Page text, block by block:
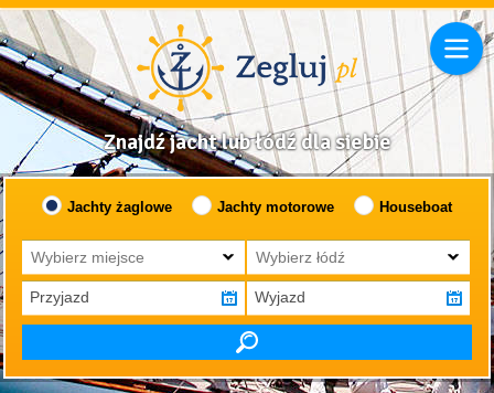
Znajdź jacht lub łódź dla siebie
Jachty żaglowe Jachty motorowe Houseboat
Wybierz miejsce Wybierz łódź